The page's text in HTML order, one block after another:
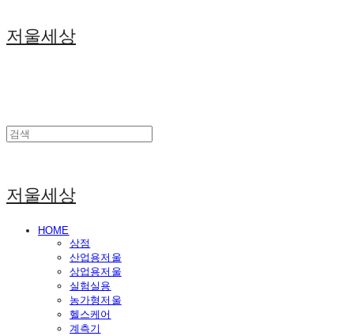
저울세상
저울세상
HOME
상점
산업용저울
상업용저울
실험실용
농가형저울
헬스케어
계측기